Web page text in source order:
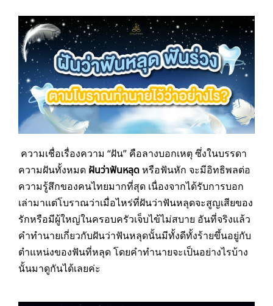
ความเชื่อเรื่องความ “ฝัน” คือลางบอกเหตุ ซึ่งในบรรดา
ความฝันทั้งหมด ฝันว่าฟันหลุดหรือฟันหัก จะมีอิทธิพลต่อ
ความรู้สึกของคนไทยมากที่สุด เนื่องจากได้รับการบอก
เล่ามาแต่โบราณว่าเมื่อไหร่ที่ฝันว่าฟันหลุดจะสูญเสียของ
รักหรือมีผู้ใหญ่ในครอบครัวเจ็บไข้ไม่สบาย อันที่จริงแล้ว
คำทำนายเกี่ยวกับฝันว่าฟันหลุดนั้นมีทั้งดีทั้งร้ายขึ้นอยู่กับ
ตำแหน่งของฟันที่หลุด โดยคำทำนายจะเป็นอย่างไรบ้าง
นั้นมาดูกันได้เลยค่ะ